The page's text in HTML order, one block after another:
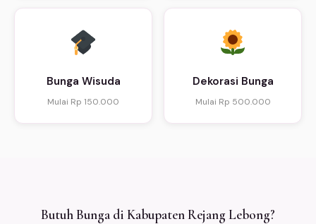
Bunga Wisuda
Mulai Rp 150.000
Dekorasi Bunga
Mulai Rp 500.000
Butuh Bunga di Kabupaten Rejang Lebong?